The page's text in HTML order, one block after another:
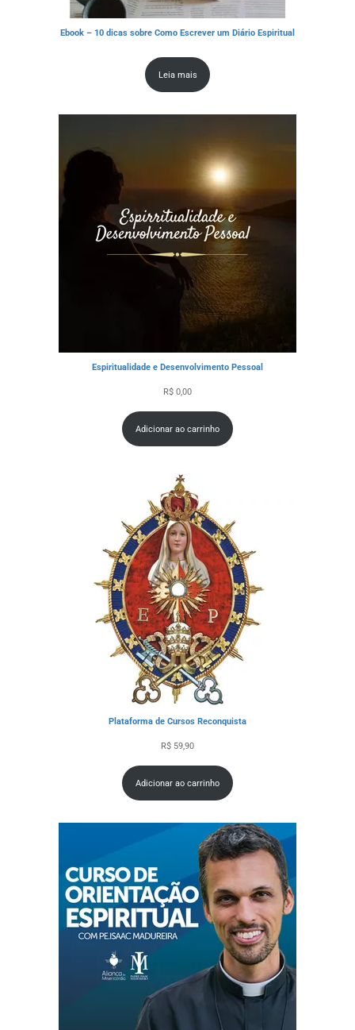
Ebook – 10 dicas sobre Como Escrever um Diário Espiritual
Leia mais
Espiritualidade e Desenvolvimento Pessoal
R$ 0,00
Adicionar ao carrinho
Plataforma de Cursos Reconquista
R$ 59,90
Adicionar ao carrinho